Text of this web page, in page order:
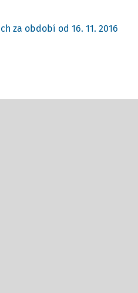
za období od 16. 11. 2016